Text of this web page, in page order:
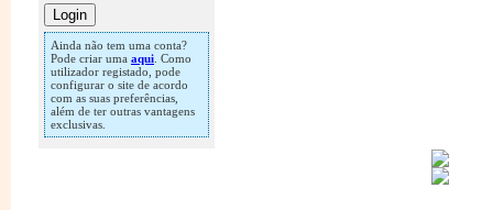
Ainda não tem uma conta?
Pode criar uma aqui . Como
utilizador registado, pode
configurar o site de acordo
com as suas preferências,
além de ter outras vantagens
exclusivas.